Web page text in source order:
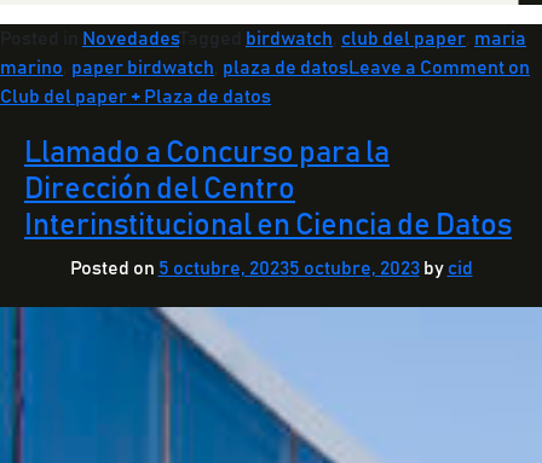
NovedadesTagged birdwatch club del paper maria
marino paper birdwatch plaza de datosLeave a Comment on
Club del paper + Plaza de datos
Llamado a Concurso para la
Dirección del Centro
Interinstitucional en Ciencia de Datos
Posted on 5 octubre, 20235 octubre, 2023by cid